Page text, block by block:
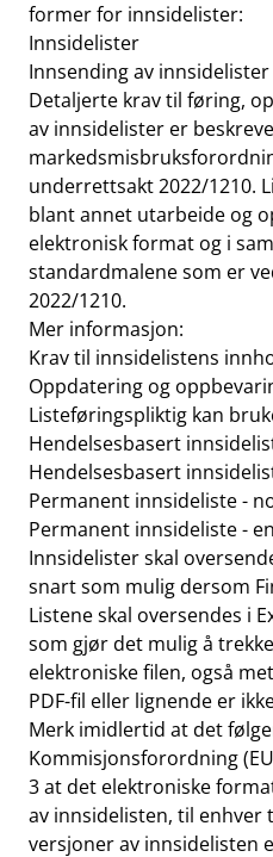
former for innsidelister:
Innsidelister
Innsending av
Detaljerte krav til føring,
av innsidelister er
underrettsakt 2022/1210.
blant annet utarbeide og
elektronisk format og i
standardmalene som er
2022/1210.
Mer informasjon:
Krav til innsidelistens
Oppdatering og
Listeføringspliktig kan
Hendelsesbasert
Hendelsesbasert
Permanent innsideliste -
Permanent innsideliste -
Innsidelister skal
snart som mulig dersom
Listene skal oversendes i
som gjør det mulig å
elektroniske filen, også
PDF-fil eller lignende er
Merk imidlertid at det
Kommisjonsforordning
3 at det elektroniske
av innsidelisten, til enhver
versjoner av innsidelisten